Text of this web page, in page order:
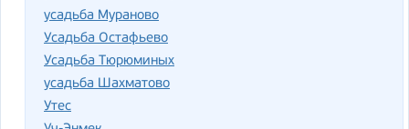
усадьба Мураново
Усадьба Остафьево
Усадьба Тюрюминых
усадьба Шахматово
Утес